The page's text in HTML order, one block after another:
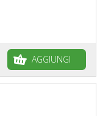
AGGIUNGI